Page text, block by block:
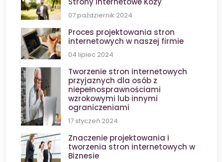
07 październik 2024
Proces projektowania stron
internetowych w naszej firmie
04 lipiec 2024
Tworzenie stron internetowych
przyjaznych dla osób z
niepełnosprawnościami
wzrokowymi lub innymi
ograniczeniami
17 styczeń 2024
Znaczenie projektowania i
tworzenia stron internetowych w
Biznesie